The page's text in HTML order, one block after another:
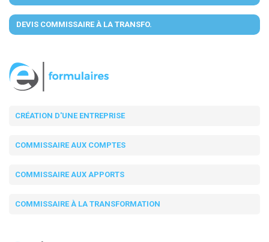
DEVIS COMMISSAIRE À LA TRANSFO.
CRÉATION D'UNE ENTREPRISE
COMMISSAIRE AUX COMPTES
COMMISSAIRE AUX APPORTS
COMMISSAIRE À LA TRANSFORMATION